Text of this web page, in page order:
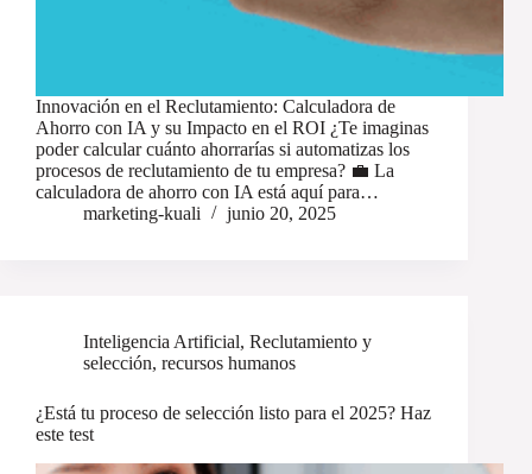
Innovación en el Reclutamiento: Calculadora de
Ahorro con IA y su Impacto en el ROI ¿Te imaginas
poder calcular cuánto ahorrarías si automatizas los
procesos de reclutamiento de tu empresa? 💼 La
calculadora de ahorro con IA está aquí para…
marketing-kuali
junio 20, 2025
Inteligencia Artificial, Reclutamiento y
selección, recursos humanos
¿Está tu proceso de selección listo para el 2025? Haz
este test